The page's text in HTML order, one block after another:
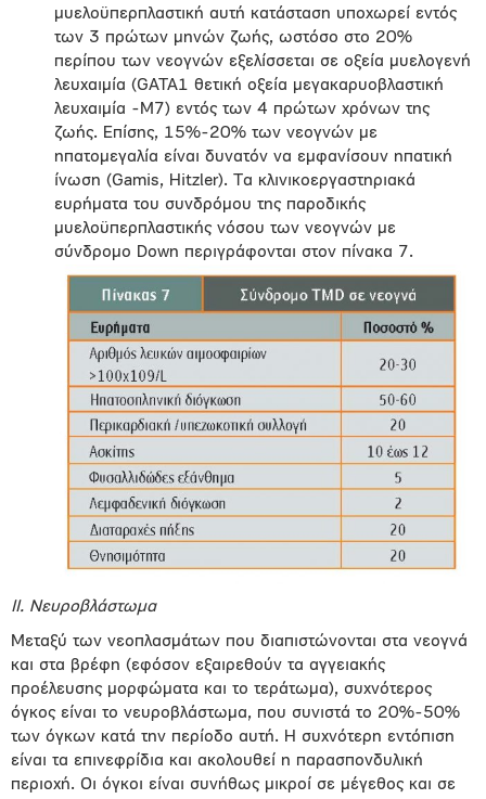
μυελοϋπερπλαστική αυτή κατάσταση υποχωρεί εντός
των 3 πρώτων μηνών ζωής, ωστόσο στο 20%
περίπου των νεογνών εξελίσσεται σε οξεία μυελογενή
λευχαιμία (GATA1 θετική οξεία μεγακαρυοβλαστική
λευχαιμία -Μ7) εντός των 4 πρώτων χρόνων της
ζωής. Επίσης, 15%-20% των νεογνών με
ηπατομεγαλία είναι δυνατόν να εμφανίσουν ηπατική
ίνωση (Gamis, Hitzler). Τα κλινικοεργαστηριακά
ευρήματα του συνδρόμου της παροδικής
μυελοϋπερπλαστικής νόσου των νεογνών με
σύνδρομο Down περιγράφονται στον πίνακα 7.
ΙΙ. Νευροβλάστωμα
Μεταξύ των νεοπλασμάτων που διαπιστώνονται στα νεογνά
και στα βρέφη (εφόσον εξαιρεθούν τα αγγειακής
προέλευσης μορφώματα και το τεράτωμα), συχνότερος
όγκος είναι το νευροβλάστωμα, που συνιστά το 20%-50%
των όγκων κατά την περίοδο αυτή. Η συχνότερη εντόπιση
είναι τα επινεφρίδια και ακολουθεί η παρασπονδυλική
περιοχή. Οι όγκοι είναι συνήθως μικροί σε μέγεθος και σε